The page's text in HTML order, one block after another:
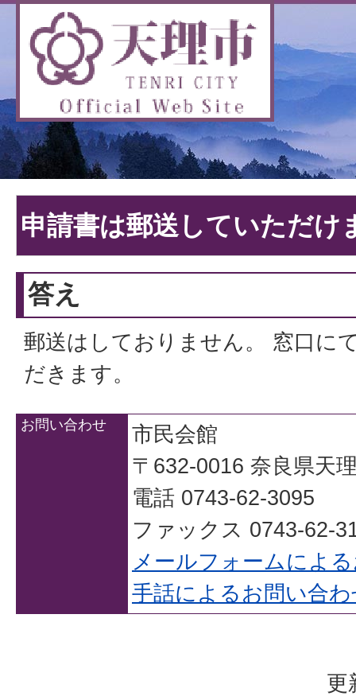
申請書は郵送していただけ
答え
郵送はしておりません。 窓口に
だきます。
お問い合わせ
市民会館
〒632-0016 奈良県天
電話 0743-62-3095
ファックス 0743-62-
メールフォームによ
手話によるお問い合
更